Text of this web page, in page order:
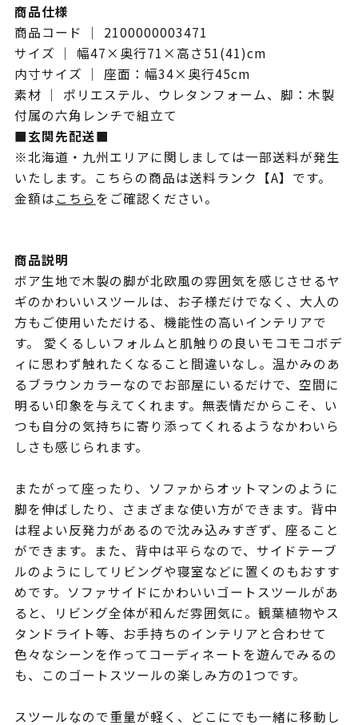
商品仕様
商品コード ｜ 2100000003471
サイズ ｜ 幅47×奥行71×高さ51(41)cm
内寸サイズ ｜ 座面：幅34×奥行45cm
素材 ｜ ポリエステル、ウレタンフォーム、脚：木製
付属の六角レンチで組立て
■玄関先配送■
※北海道・九州エリアに関しましては一部送料が発生
いたします。こちらの商品は送料ランク【A】です。
金額はこちらをご確認ください。
商品説明
ボア生地で木製の脚が北欧風の雰囲気を感じさせるヤ
ギのかわいいスツールは、お子様だけでなく、大人の
方もご使用いただける、機能性の高いインテリアで
す。 愛くるしいフォルムと肌触りの良いモコモコボデ
ィに思わず触れたくなること間違いなし。温かみのあ
るブラウンカラーなのでお部屋にいるだけで、空間に
明るい印象を与えてくれます。無表情だからこそ、い
つも自分の気持ちに寄り添ってくれるようなかわいら
しさも感じられます。
またがって座ったり、ソファからオットマンのように
脚を伸ばしたり、さまざまな使い方ができます。背中
は程よい反発力があるので沈み込みすぎず、座ること
ができます。また、背中は平らなので、サイドテーブ
ルのようにしてリビングや寝室などに置くのもおすす
めです。ソファサイドにかわいいゴートスツールがあ
ると、リビング全体が和んだ雰囲気に。観葉植物やス
タンドライト等、お手持ちのインテリアと合わせて
色々なシーンを作ってコーディネートを遊んでみるの
も、このゴートスツールの楽しみ方の1つです。
スツールなので重量が軽く、どこにでも一緒に移動し